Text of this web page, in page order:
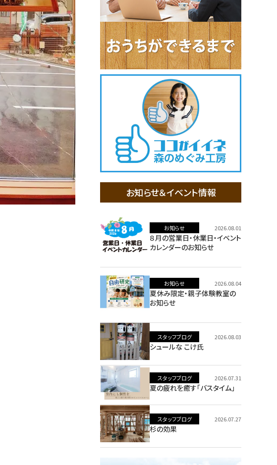
お知らせ＆イベント情報
お知らせ 2026.08.01
８月の営業日・休業日・イベント
カレンダーのお知らせ
お知らせ 2026.08.04
夏休み限定・親子体験教室の
お知らせ
スタッフブログ 2026.08.03
シュールな こけ氏
スタッフブログ 2026.07.31
夏の疲れを癒す「バスタイム」
スタッフブログ 2026.07.27
杉の効果